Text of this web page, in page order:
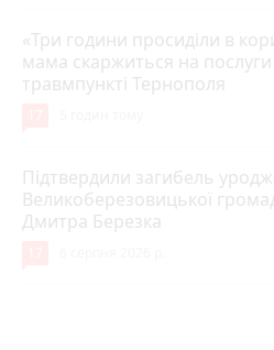
«Три години просиділи в
мама скаржиться на
травмпункті Тернополя
Підтвердили загибель
Великоберезовицької
Дмитра Березка